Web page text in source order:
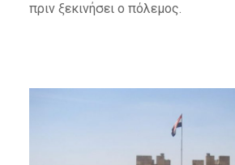
πριν ξεκινήσει ο πόλεμος.